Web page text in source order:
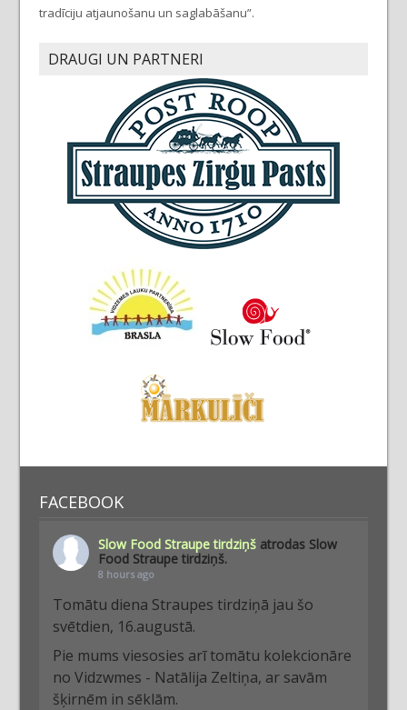
tradīciju atjaunošanu un saglabāšanu”.
DRAUGI UN PARTNERI
FACEBOOK
Slow Food Straupe tirdziņš atrodas Slow
Food Straupe tirdziņš.
8 hours ago
Tomātu diena Straupes tirdziņā jau šo
svētdien, 16.augustā.
Pie mums viesosies arī tomātu kolekcionāre
no Vidzwmes - Natālija Zeltiņa, ar savām
šķirnēm in sēklām.